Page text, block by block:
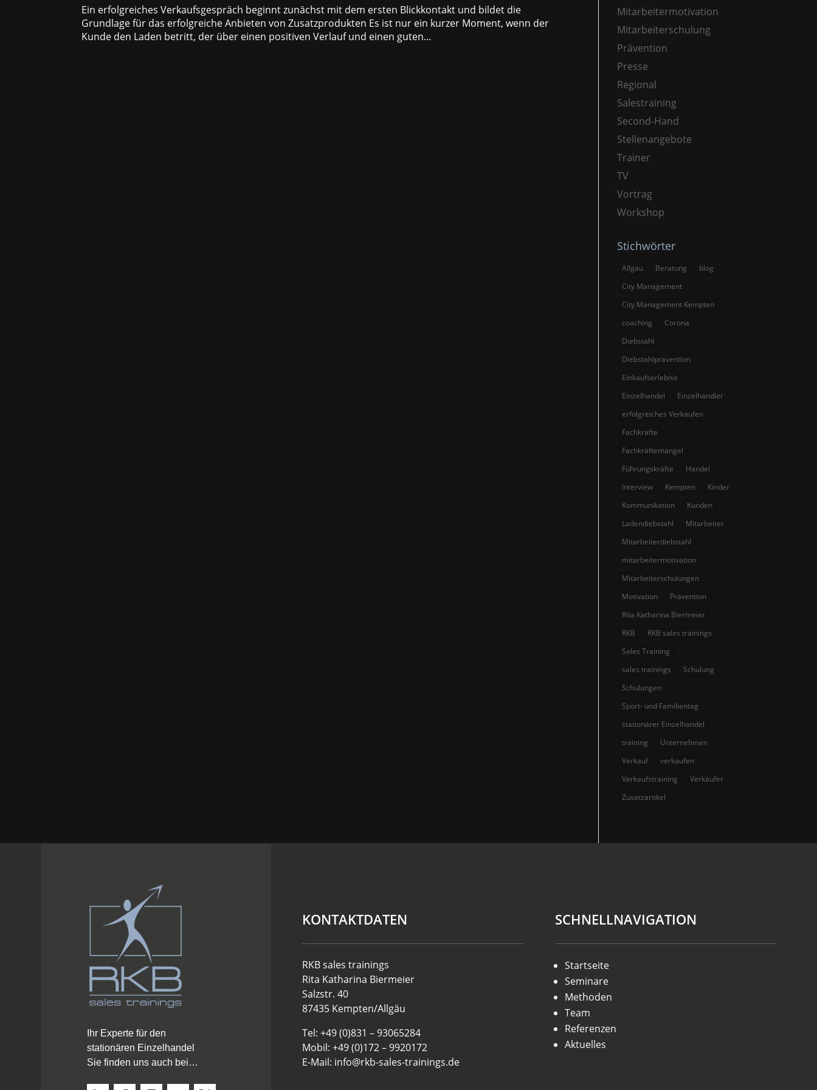
Ein erfolgreiches Verkaufsgespräch beginnt zunächst mit dem ersten Blickkontakt und bildet die
Grundlage für das erfolgreiche Anbieten von Zusatzprodukten Es ist nur ein kurzer Moment, wenn der
Kunde den Laden betritt, der über einen positiven Verlauf und einen guten...
Mitarbeitermotivation
Mitarbeiterschulung
Prävention
Presse
Regional
Salestraining
Second-Hand
Stellenangebote
Trainer
TV
Vortrag
Workshop
Stichwörter
Allgäu Beratung
blog
City Management
City Management Kempten
coaching
Corona
Diebstahl
Diebstahlprävention
Einkaufserlebnis
Einzelhandel
Einzelhändler
erfolgreiches Verkaufen
Fachkräfte
Fachkräftemangel
Führungskräfte
Handel
Interview
Kempten
Kinder
Kommunikation
Kunden
Ladendiebstahl
Mitarbeiter
Mitarbeiterdiebstahl
mitarbeitermotivation
Mitarbeiterschulungen
Motivation
Prävention
Rita Katharina Biermeier
RKB
RKB sales trainings
Sales Training
sales trainings
Schulung
Schulungen
Sport- und Familientag
stationärer Einzelhandel
training
Unternehmen
Verkauf
verkaufen
Verkaufstraining
Verkäufer
Zusatzartikel
Ihr Experte für den
stationären Einzelhandel
Sie finden uns auch bei…
KONTAKTDATEN
RKB sales trainings
Rita Katharina Biermeier
Salzstr. 40
87435 Kempten/Allgäu
Tel: +49 (0)831 – 93065284
Mobil: +49 (0)172 – 9920172
E-Mail: info@rkb-sales-trainings.de
SCHNELLNAVIGATION
Startseite
Seminare
Methoden
Team
Referenzen
Aktuelles